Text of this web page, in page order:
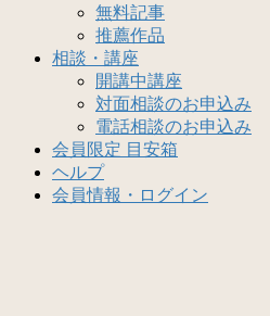
無料記事
推薦作品
相談・講座
開講中講座
対面相談のお申込み
電話相談のお申込み
会員限定 目安箱
ヘルプ
会員情報・ログイン